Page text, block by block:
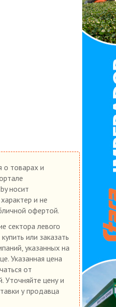
о товарах и
носит
и не
офертой.
сектора левого
или заказать
указанных на
Указанная цена
от
Уточняйте цену и
у продавца